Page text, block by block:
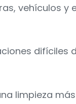
vehículos y
difíciles
limpieza